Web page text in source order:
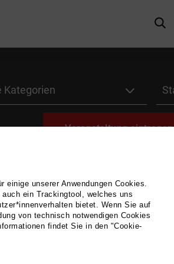
Veranstaltung eintragen
| AUSSTELLUNG
einige unserer Anwendungen Cookies.
ein Trackingtool, welches uns
bietet. Wenn Sie auf
von technisch notwendigen Cookies
findet Sie in den "Cookie-